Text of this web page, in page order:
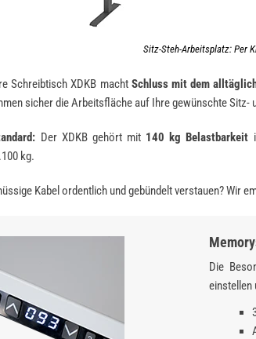
Sitz-Steh-Arbeitsplatz: Per
Schreibtisch XDKB macht Schluss mit dem
sicher die Arbeitsfläche auf Ihre gewünschte Sitz-
Der XDKB gehört mit 140 kg Belastbarkeit
kg.
Kabel ordentlich und gebündelt verstauen? Wir
Die
einstellen